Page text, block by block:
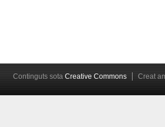
Continguts sota Creative Commons Creat